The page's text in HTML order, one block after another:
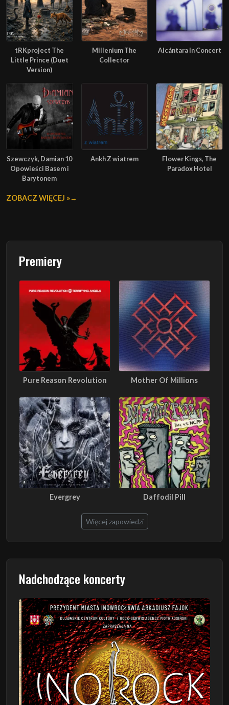
tRKproject The
Little Prince (Duet
Version)
Millenium The
Collector
Alcántara In Concert
Szewczyk, Damian 10
Opowieści Basem i
Barytonem
Ankh Z wiatrem
Flower Kings, The
Paradox Hotel
ZOBACZ WIĘCEJ »
Premiery
Pure Reason Revolution Mother Of Millions
Evergrey Daffodil Pill
Więcej zapowiedzi
Nadchodzące koncerty